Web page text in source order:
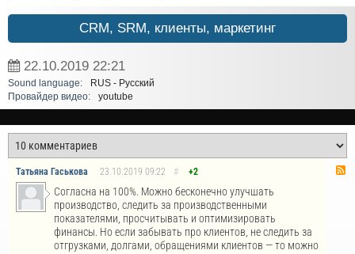
CRM, SRM, клиенты, маркетинг
22.10.2019 22:21
Sound language:
RUS - Русский
Провайдер видео:
youtube
Татьяна Гаськова 23.10.2019 09:22 # +2
Согласна на 100%. Можно бесконечно улучшать
производство, следить за производственными
показателями, просчитывать и оптимизировать
финансы. Но если забывать про клиентов, не следить за
отгрузками, долгами, обращениями клиентов — то можно